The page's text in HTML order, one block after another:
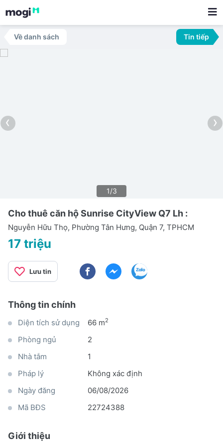
Về danh sách Tin tiếp
‹ ›
1/3
Cho thuê căn hộ Sunrise CityView Q7 Lh :
Nguyễn Hữu Thọ, Phường Tân Hưng, Quận 7, TPHCM
17 triệu
Lưu tin
Thông tin chính
Diện tích sử dụng 66 m2
Phòng ngủ
2
Nhà tắm
1
Pháp lý
Không xác định
Ngày đăng
06/08/2026
Mã BĐS
22724388
Giới thiệu